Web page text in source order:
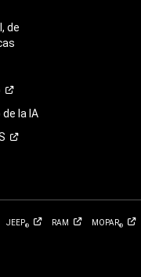
de
la IA
JEEP® RAM MOPAR®